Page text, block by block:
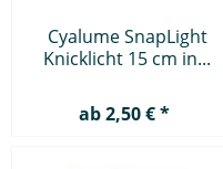
Cyalume SnapLight
Knicklicht 15 cm in...
ab 2,50 € *